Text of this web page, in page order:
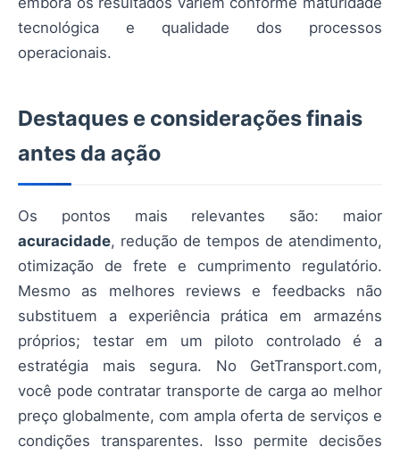
tecnológica e qualidade dos processos
operacionais.
Destaques e considerações finais
antes da ação
Os pontos mais relevantes são: maior
acuracidade, redução de tempos de atendimento,
otimização de frete e cumprimento regulatório.
Mesmo as melhores reviews e feedbacks não
substituem a experiência prática em armazéns
próprios; testar em um piloto controlado é a
estratégia mais segura. No GetTransport.com,
você pode contratar transporte de carga ao melhor
preço globalmente, com ampla oferta de serviços e
condições transparentes. Isso permite decisões